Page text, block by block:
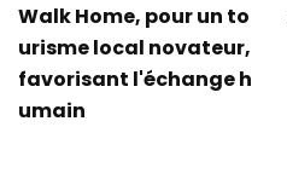
Walk Home, pour un to
urisme local novateur,
favorisant l'échange h
umain